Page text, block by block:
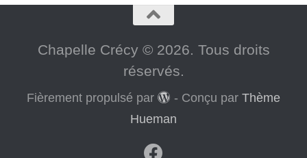
Chapelle Crécy © 2026. Tous droits
réservés.
Fièrement propulsé par - Conçu par Thème
Hueman